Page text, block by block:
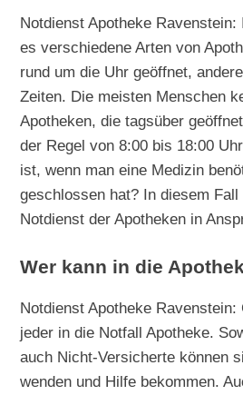
Notdienst Apotheke
es verschiedene Arten von
rund um die Uhr geöffnet,
Zeiten. Die meisten Menschen
Apotheken, die tagsüber
der Regel von 8:00 bis 18:00
ist, wenn man eine Medizin
geschlossen hat? In diesem Fall
Notdienst der Apotheken in
Wer kann in die
Notdienst Apotheke
jeder in die Notfall Apotheke.
auch Nicht-Versicherte können
wenden und Hilfe bekommen.